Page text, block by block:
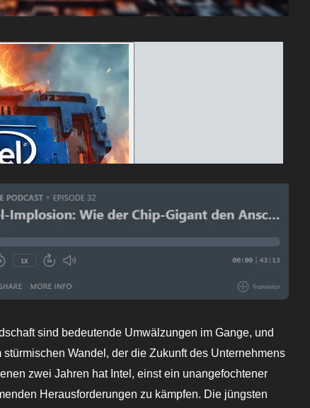
sind bedeutende Umwälzungen im Gange, und
stürmischen Wandel, der die Zukunft des Unternehmens
zwei Jahren hat Intel, einst ein unangefochtener
Herausforderungen zu kämpfen. Die jüngsten